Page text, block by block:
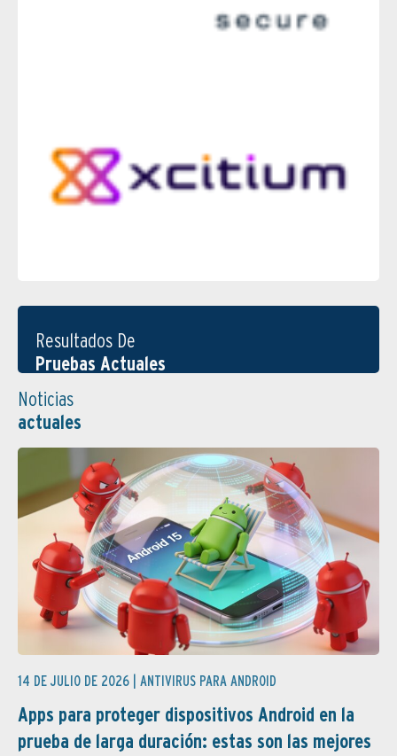
Resultados De
Pruebas Actuales
Noticias
actuales
14 DE JULIO DE 2026 | ANTIVIRUS PARA ANDROID
Apps para proteger dispositivos Android en la
prueba de larga duración: estas son las mejores